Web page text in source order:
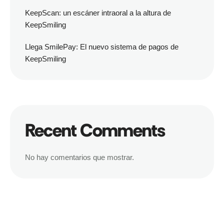
KeepScan: un escáner intraoral a la altura de
KeepSmiling
Llega SmilePay: El nuevo sistema de pagos de
KeepSmiling
Recent Comments
No hay comentarios que mostrar.